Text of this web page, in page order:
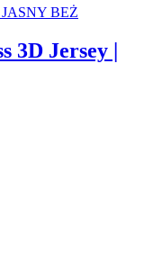
3D Jersey |